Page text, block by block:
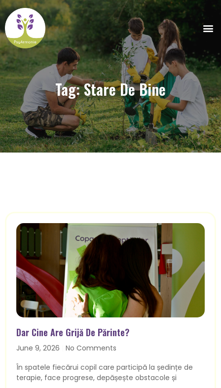
Tag: Stare De Bine
Dar Cine Are Grijă De Părinte?
June 9, 2026
No Comments
În spatele fiecărui copil care participă la ședințe de
terapie, face progrese, depășește obstacole și